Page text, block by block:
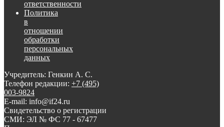
ответственности
Политика
в
отношении
обработки
персональных
данных
Учредитель: Генкин А. С.
Телефон редакции: +7 (495)
003-9824
E-mail: info@if24.ru
Свидетельство о регистрации
СМИ: ЭЛ № ФС 77 - 67477